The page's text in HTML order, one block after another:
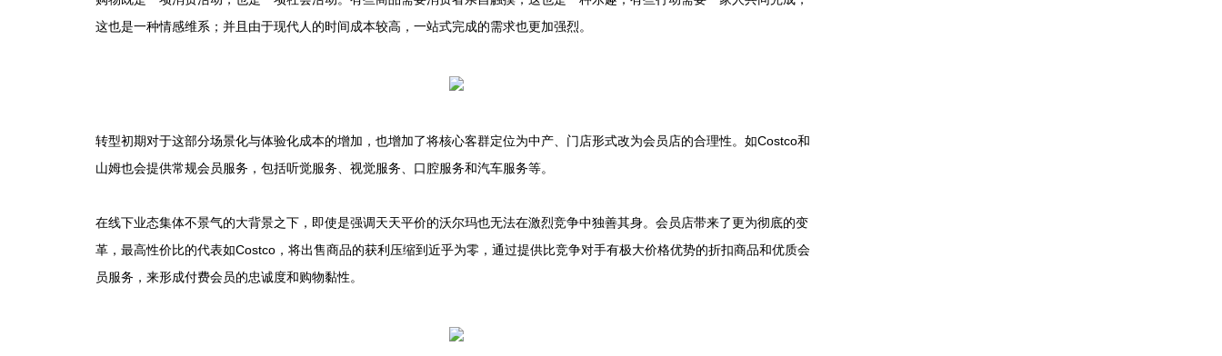
这也是一种情感维系；并且由于现代人的时间成本较高，一站式完成的需求也更加强烈。
转型初期对于这部分场景化与体验化成本的增加，也增加了将核心客群定位为中产、门店形式改为会员店的合理性。如Costco和
山姆也会提供常规会员服务，包括听觉服务、视觉服务、口腔服务和汽车服务等。
在线下业态集体不景气的大背景之下，即使是强调天天平价的沃尔玛也无法在激烈竞争中独善其身。会员店带来了更为彻底的变
革，最高性价比的代表如Costco，将出售商品的获利压缩到近乎为零，通过提供比竞争对手有极大价格优势的折扣商品和优质会
员服务，来形成付费会员的忠诚度和购物黏性。